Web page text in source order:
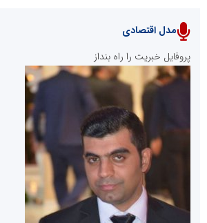
پایگاه خبری نهضت ملی مسکن
سازمان بورس و اوراق بهادار
مرجع اخبار موثق در بازارسرمایه
مدل اقتصادی
پروفایل خبریت را راه بنداز